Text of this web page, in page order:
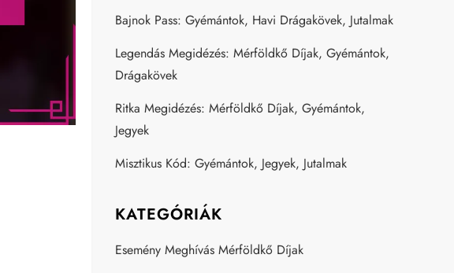
Bajnok Pass: Gyémántok, Havi Drágakövek, Jutalmak
Legendás Megidézés: Mérföldkő Díjak, Gyémántok,
Drágakövek
Ritka Megidézés: Mérföldkő Díjak, Gyémántok,
Jegyek
Misztikus Kód: Gyémántok, Jegyek, Jutalmak
KATEGÓRIÁK
Esemény Meghívás Mérföldkő Díjak